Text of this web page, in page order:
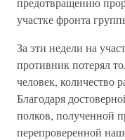
участке фронта
За эти недели на
противник потерял
человек, количество
Благодаря
полков, полученной
перепроверенной